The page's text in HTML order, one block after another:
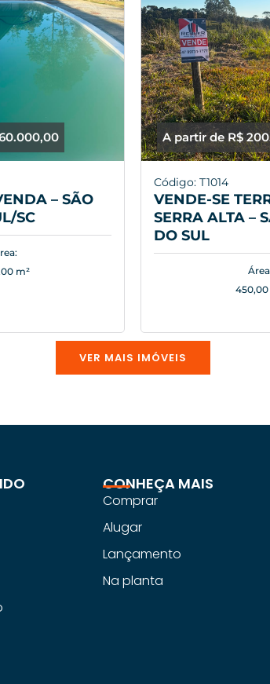
– SÃO
SC
m²
A partir de R$
Código: T1014
VENDE-SE
SERRA ALTA –
DO SUL
450,00
VER MAIS IMÓVEIS
CONHEÇA MAIS
Comprar
Alugar
Lançamento
Na planta